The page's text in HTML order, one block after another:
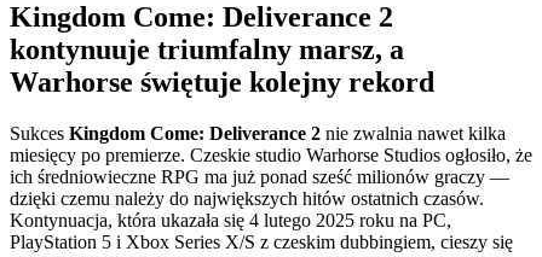
Kingdom Come: Deliverance 2
kontynuuje triumfalny marsz, a
Warhorse świętuje kolejny rekord
Sukces Kingdom Come: Deliverance 2 nie zwalnia nawet kilka
miesięcy po premierze. Czeskie studio Warhorse Studios ogłosiło, że
ich średniowieczne RPG ma już ponad sześć milionów graczy —
dzięki czemu należy do największych hitów ostatnich czasów.
Kontynuacja, która ukazała się 4 lutego 2025 roku na PC,
PlayStation 5 i Xbox Series X/S z czeskim dubbingiem, cieszy się